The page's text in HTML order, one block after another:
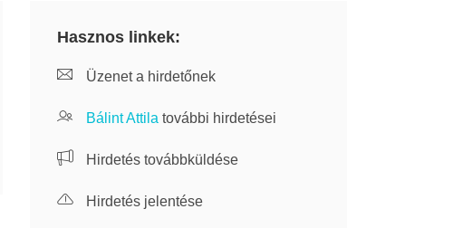
Hasznos linkek:
Üzenet a hirdetőnek
Bálint Attila további hirdetései
Hirdetés továbbküldése
Hirdetés jelentése